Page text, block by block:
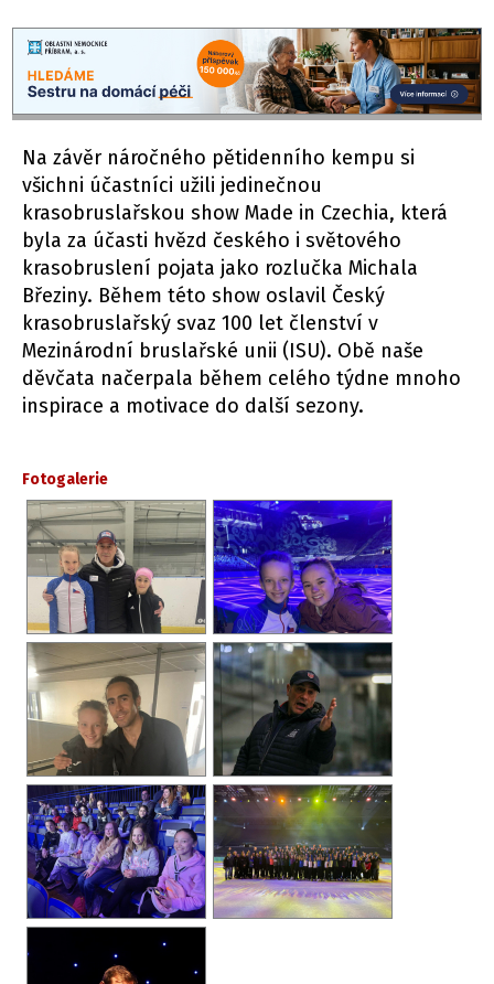
Na závěr náročného pětidenního kempu si
všichni účastníci užili jedinečnou
krasobruslařskou show Made in Czechia, která
byla za účasti hvězd českého i světového
krasobruslení pojata jako rozlučka Michala
Březiny. Během této show oslavil Český
krasobruslařský svaz 100 let členství v
Mezinárodní bruslařské unii (ISU). Obě naše
děvčata načerpala během celého týdne mnoho
inspirace a motivace do další sezony.
Fotogalerie